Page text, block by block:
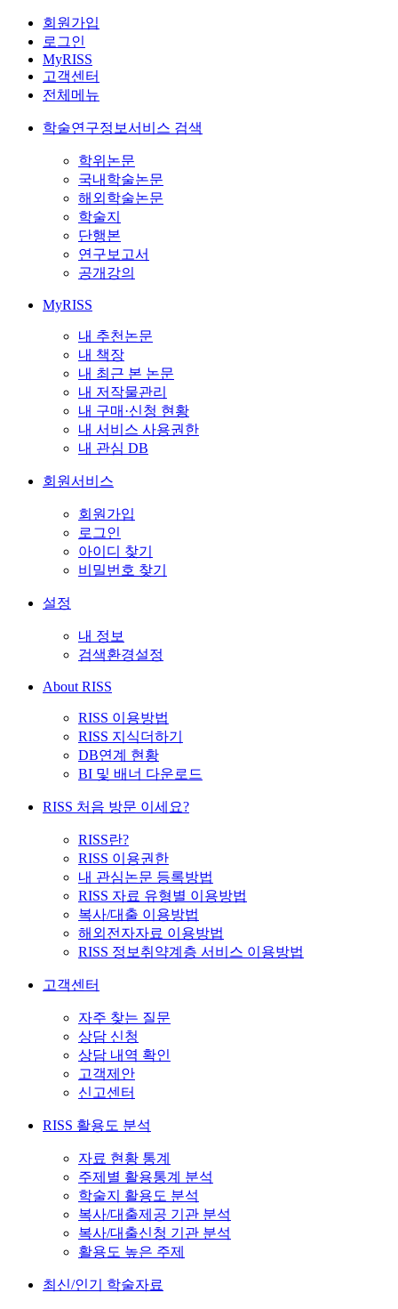
회원가입
로그인
MyRISS
고객센터
전체메뉴
학술연구정보서비스 검색
학위논문
국내학술논문
해외학술논문
학술지
단행본
연구보고서
공개강의
MyRISS
내 추천논문
내 책장
내 최근 본 논문
내 저작물관리
내 구매·신청 현황
내 서비스 사용권한
내 관심 DB
회원서비스
회원가입
로그인
아이디 찾기
비밀번호 찾기
설정
내 정보
검색환경설정
About RISS
RISS 이용방법
RISS 지식더하기
DB연계 현황
BI 및 배너 다운로드
RISS 처음 방문 이세요?
RISS란?
RISS 이용권한
내 관심논문 등록방법
RISS 자료 유형별 이용방법
복사/대출 이용방법
해외전자자료 이용방법
RISS 정보취약계층 서비스 이용방법
고객센터
자주 찾는 질문
상담 신청
상담 내역 확인
고객제안
신고센터
RISS 활용도 분석
자료 현황 통계
주제별 활용통계 분석
학술지 활용도 분석
복사/대출제공 기관 분석
복사/대출신청 기관 분석
활용도 높은 주제
최신/인기 학술자료